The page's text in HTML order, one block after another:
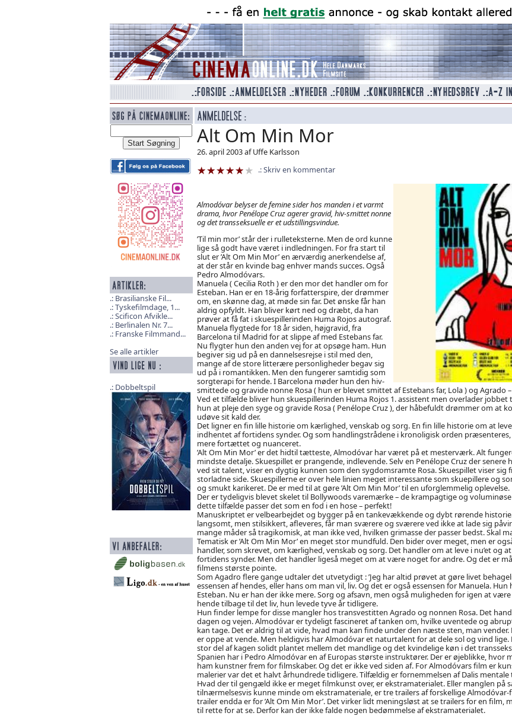
Brasilianske Fil...
Tyskefilmdage, 1...
Scificon Afvikle...
Berlinalen Nr. 7...
Franske Filmmand...
Se alle artikler
Dobbeltspil
Alt Om Min Mor
26. april 2003 af Uffe Karlsson
Skriv en kommentar
Almodóvar belyser de femine sider hos manden i et varmt
drama, hvor Penélope Cruz agerer gravid, hiv-smittet nonne
og det transseksuelle er et udstillingsvindue.
’Til min mor’ står der i rulleteksterne. Men de ord kunne
lige så godt have været i indledningen. For fra start til
slut er ’Alt Om Min Mor’ en ærværdig anerkendelse af,
at der står en kvinde bag enhver mands succes. Også
Pedro Almodóvars.
Manuela ( Cecilia Roth ) er den mor det handler om for
Esteban. Han er en 18-årig forfatterspire, der drømmer
om, en skønne dag, at møde sin far. Det ønske får han
aldrig opfyldt. Han bliver kørt ned og dræbt, da han
prøver at få fat i skuespillerinden Huma Rojos autograf.
Manuela flygtede for 18 år siden, højgravid, fra
Barcelona til Madrid for at slippe af med Estebans far.
Nu flygter hun den anden vej for at opsøge ham. Hun
begiver sig ud på en dannelsesrejse i stil med den,
mange af de store litterære personligheder begav sig
ud på i romantikken. Men den fungerer samtidig som
sorgterapi for hende. I Barcelona møder hun den hiv-
smittede og gravide nonne Rosa ( hun er blevet smittet af Estebans far, Lola ) og Agrado
Ved et tilfælde bliver hun skuespillerinden Huma Rojos 1. assistent men overlader jobbet
hun at pleje den syge og gravide Rosa ( Penélope Cruz ), der håbefuldt drømmer om at
udøve sit kald der.
Det ligner en fin lille historie om kærlighed, venskab og sorg. En fin lille historie om at
indhentet af fortidens synder. Og som handlingstrådene i kronoligisk orden
mere fortættet og nuanceret.
’Alt Om Min Mor’ er det hidtil tætteste, Almodóvar har været på et mesterværk. Alt
mindste detalje. Skuespillet er prangende, indlevende. Selv en Penélope Cruz der senere
ved sit talent, viser en dygtig kunnen som den sygdomsramte Rosa. Skuespillet viser sig
storladne side. Skuespillerne er over hele linien meget interessante som skuepillere og
og smukt karikeret. De er med til at gøre ’Alt Om Min Mor’ til en uforglemmelig oplevelse.
Der er tydeligvis blevet skelet til Bollywoods varemærke – de krampagtige og
dette tilfælde passer det som en fod i en hose – perfekt!
Manuskriptet er velbearbejdet og bygger på en tankevækkende og dybt rørende
langsomt, men stilsikkert, afleveres, får man sværere og sværere ved ikke at lade sig
mange måder så tragikomisk, at man ikke ved, hvilken grimasse der passer bedst. Skal
Tematisk er ’Alt Om Min Mor’ en meget stor mundfuld. Den bider over meget, men er
handler, som skrevet, om kærlighed, venskab og sorg. Det handler om at leve i nu’et og
fortidens synder. Men det handler ligeså meget om at være noget for andre. Og det er
filmens største pointe.
Som Agadro flere gange udtaler det utvetydigt : ’Jeg har altid prøvet at gøre livet
essensen af hendes, eller hans om man vil, liv. Og det er også essensen for Manuela.
Esteban. Nu er han der ikke mere. Sorg og afsavn, men også muligheden for igen at
hende tilbage til det liv, hun levede tyve år tidligere.
Hun finder lempe for disse mangler hos transvestitten Agrado og nonnen Rosa. Det
dagen og vejen. Almodóvar er tydeligt fascineret af tanken om, hvilke uventede og
kan tage. Det er aldrig til at vide, hvad man kan finde under den næste sten, man vender.
er oppe at vende. Men heldigvis har Almodóvar et naturtalent for at dele sol og vind lige.
stor del af kagen solidt plantet mellem det mandlige og det kvindelige køn i det
Spanien har i Pedro Almodóvar en af Europas største instruktører. Der er øjeblikke, hvor
ham kunstner frem for filmskaber. Og det er ikke ved siden af. For Almodóvars film er
malerier var det et halvt århundrede tidligere. Tilfældig er fornemmelsen af Dalis
Hvad der til gengæld ikke er meget filmkunst over, er ekstramaterialet. Eller manglen på
tilnærmelsesvis kunne minde om ekstramateriale, er tre trailers af forskellige
trailer endda er for ’Alt Om Min Mor’. Det virker lidt meningsløst at se trailers for en film,
til rette for at se. Derfor kan der ikke falde nogen bedømmelse af ekstramaterialet.